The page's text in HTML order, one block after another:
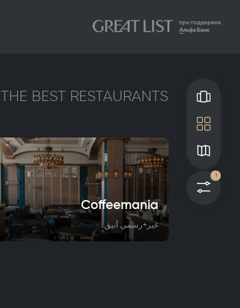
Gallery
1
THE BEST RESTAURANTS
Coffeemania
غير+رسمي أنيق